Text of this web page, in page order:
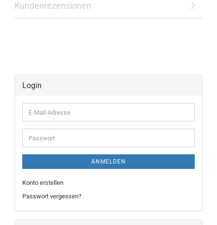
Kundenrezensionen
Login
E-
Mail-
Adresse
Passwort
ANMELDEN
Konto erstellen
Passwort vergessen?